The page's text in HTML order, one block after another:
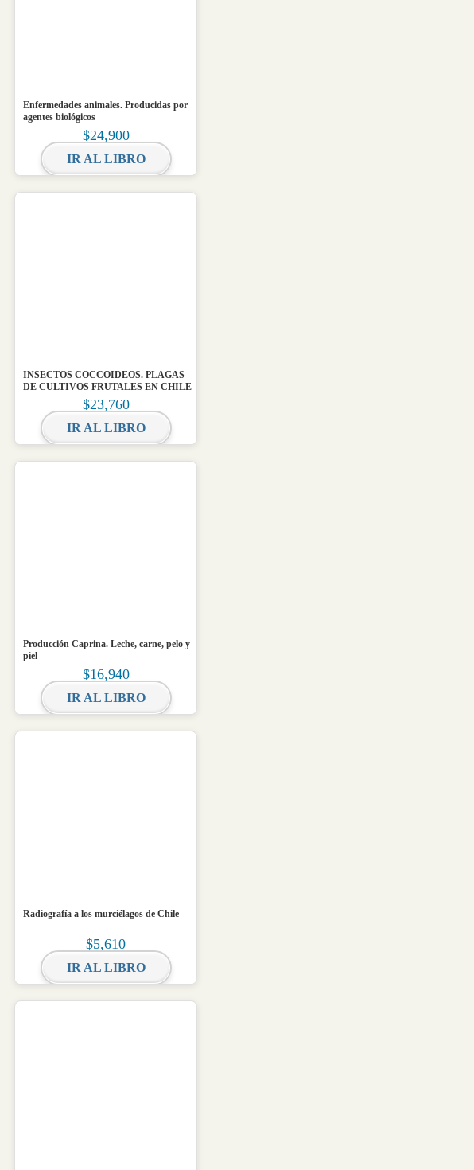
Enfermedades animales. Producidas por
agentes biológicos
$24,900
IR AL LIBRO
INSECTOS COCCOIDEOS. PLAGAS
DE CULTIVOS FRUTALES EN CHILE
$23,760
IR AL LIBRO
Producción Caprina. Leche, carne, pelo y
piel
$16,940
IR AL LIBRO
Radiografía a los murciélagos de Chile
$5,610
IR AL LIBRO